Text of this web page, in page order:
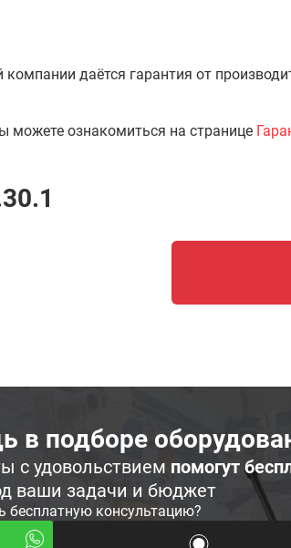
даётся гарантия от
можете ознакомиться на странице
в подборе
с удовольствием помогут
ваши задачи и бюджет
бесплатную консультацию?